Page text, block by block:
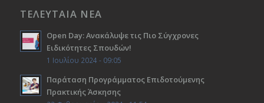
ΤΕΛΕΥΤΑΙΑ ΝΕΑ
Open Day: Ανακάλυψε τις Πιο Σύγχρονες
Ειδικότητες Σπουδών!
1 Ιουλίου 2024 - 09:05
Παράταση Προγράμματος Επιδοτούμενης
Πρακτικής Άσκησης